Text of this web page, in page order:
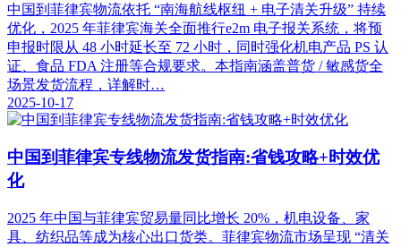
中国到菲律宾物流依托 “南海航线枢纽 + 电子清关升级” 持续
优化，2025 年菲律宾海关全面推行e2m 电子报关系统，将预
申报时限从 48 小时延长至 72 小时，同时强化机电产品 PS 认
证、食品 FDA 注册等合规要求。本指南涵盖普货 / 敏感货全
场景发货流程，详解时…
2025-10-17
中国到菲律宾专线物流发货指南:省钱攻略+时效优
化
2025 年中国与菲律宾贸易量同比增长 20%，机电设备、家
具、纺织品等成为核心出口货类。菲律宾物流市场呈现 “清关